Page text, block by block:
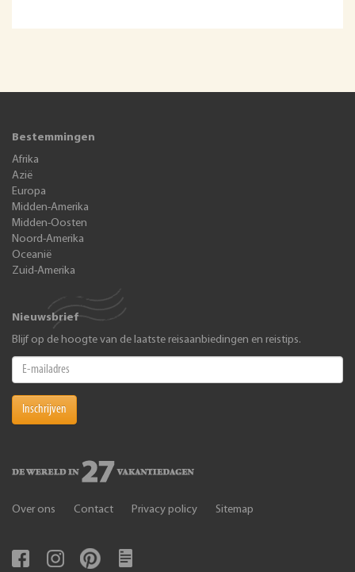
Bestemmingen
Afrika
Azië
Europa
Midden-Amerika
Midden-Oosten
Noord-Amerika
Oceanië
Zuid-Amerika
Nieuwsbrief
Blijf op de hoogte van de laatste reisaanbiedingen en reistips.
Inschrijven
Over ons Contact Privacy policy Sitemap